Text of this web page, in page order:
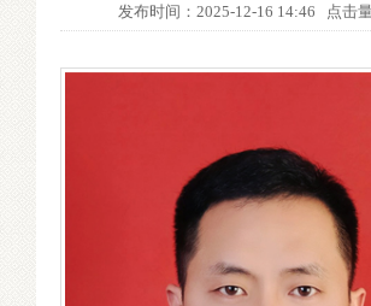
发布时间：2025-12-16 14:46 点击